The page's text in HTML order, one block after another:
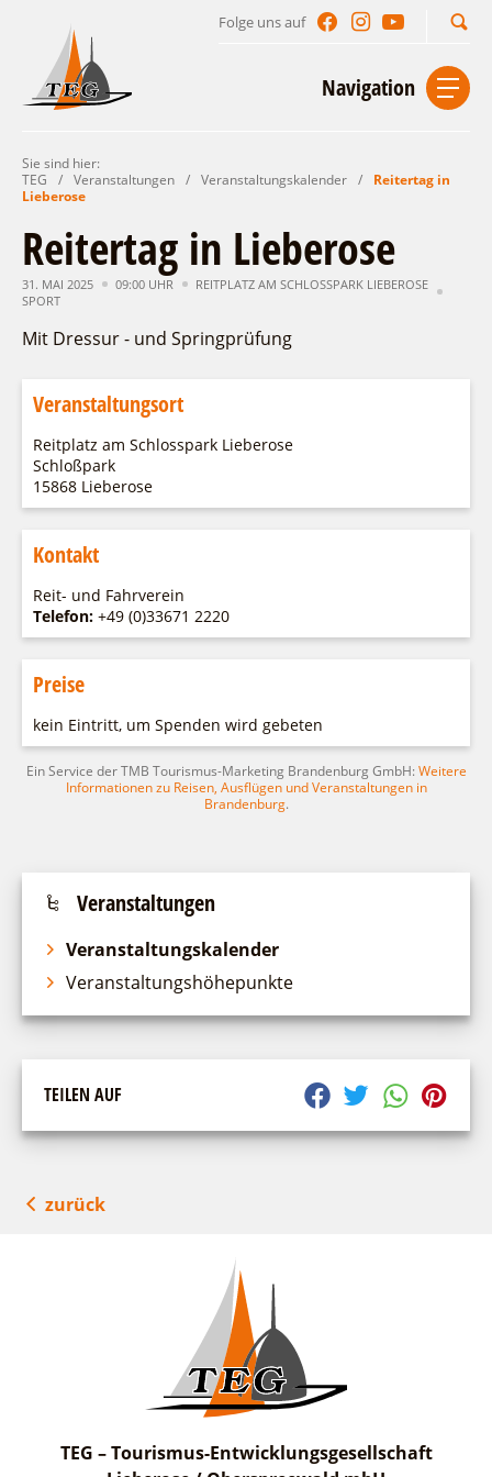
Folge uns auf
Navigation
Start Kontakt
Urlaub im Leichhardt Land
Reisegebiet
Freizeit und Erholung
Per Rad
Aktiverlebnisse
Naturlehrpfad Ludwig Leichhardt
Buchbare Angebote
Individuell
Touristinformationen
Kahnfahrten
Fahrgastschiff
Unterkünfte finden
Gastgeberverzeichnis
Camping
Leichhardt“
Spreewälder Seecamping
Campingplatz am Mochowsee
Veranstaltungen
Veranstaltungskalender
Veranstaltungshöhepunkte
SPOT
Bürgerbus
Staatlich anerkannter Erholungsort Goyatz
Mein Brandenburg – Infostelen
Unternehmensbetreuung
Service
Über uns
Aktuelles
Infomaterial
Sie sind hier:
TEG
/ Veranstaltungen / Veranstaltungskalender /
Reitertag in
Lieberose
Reitertag in Lieberose
31. MAI 2025 09:00 UHR
REITPLATZ AM SCHLOSSPARK LIEBEROSE
SPORT
Mit Dressur - und Springprüfung
Veranstaltungsort
Reitplatz am Schlosspark Lieberose
Schloßpark
15868 Lieberose
Kontakt
Reit- und Fahrverein
Telefon: +49 (0)33671 2220
Preise
kein Eintritt, um Spenden wird gebeten
Ein Service der TMB Tourismus-Marketing Brandenburg GmbH:Weitere
Informationen zu Reisen, Ausflügen und Veranstaltungen in
Brandenburg.
Veranstaltungen
Veranstaltungskalender
Veranstaltungshöhepunkte
TEILEN AUF
zurück
TEG – Tourismus-Entwicklungsgesellschaft